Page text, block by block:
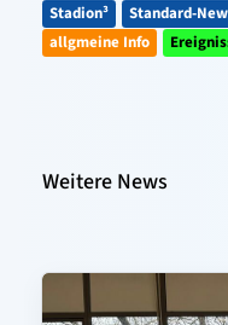
Stadion³
Standard-
allgmeine Info
Weitere News